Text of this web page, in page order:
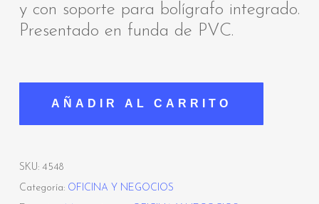
y con soporte para bolígrafo integrado.
Presentado en funda de PVC.
AÑADIR AL CARRITO
SKU: 4548
Categoría: OFICINA Y NEGOCIOS